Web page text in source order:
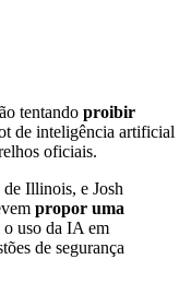
tentando proibir
de inteligência artificial
oficiais.
Illinois, e Josh
propor uma
uso da IA em
de segurança